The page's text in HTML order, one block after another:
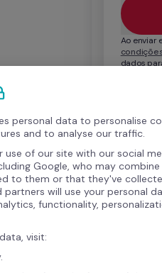
Ao enviar
dados
Para
direitos
personal data to personalise
and to analyse our traffic.
of our site with our social
Google, who may
to them or that they've
will use your personal
functionality,
visit: